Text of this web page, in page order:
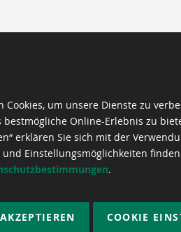
Cookies, um unsere Dienste zu
Online-Erlebnis zu
erklären Sie sich mit der
Einstellungsmöglichkeiten finden
.
COOKIE